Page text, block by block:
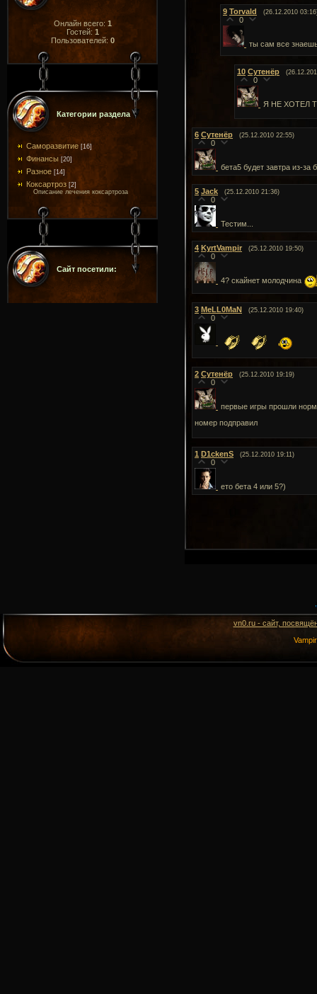
Онлайн всего: 1
Гостей: 1
Пользователей: 0
Категории раздела
Саморазвитие [16]
Финансы [20]
Разное [14]
Коксартроз [2]
Описание лечения коксартроза
Сайт посетили:
9 Torvald (26.12.2010
0
ты сам все
10 Сутенёр
0
Я НЕ ХОТЕЛ
6 Сутенёр (25.12.2010 22:55)
0
бета5 будет завтра из-за
5 Jack (25.12.2010 21:36)
0
Тестим...
4 KyrtVampir (25.12.2010 19:50)
0
4? скайнет молодчина
3 MeLL0MaN (25.12.2010 19:40)
0
2 Сутенёр (25.12.2010 19:19)
0
первые игры прошли
номер подправил
1 D1ckenS (25.12.2010 19:11)
0
ето бета 4 или 5?)
vn0.ru - сайт,